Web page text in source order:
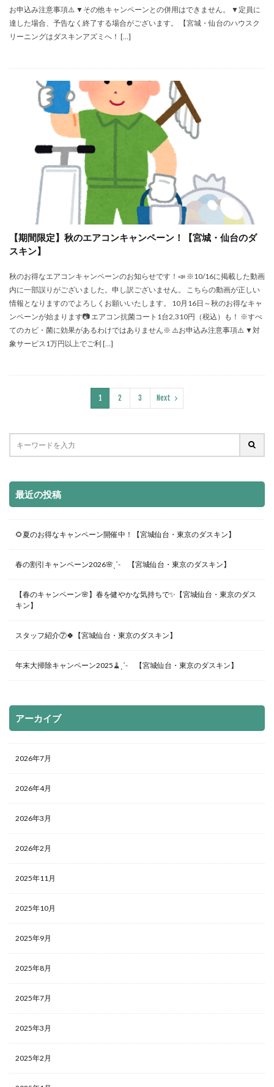
お申込み注意事項⚠️ ▼その他キャンペーンとの併用はできません。 ▼定員に
達した場合、予告なく終了する場合がございます。 【宮城・仙台のハウスク
リーニングはダスキンアズミへ！ […]
【期間限定】秋のエアコンキャンペーン！【宮城・仙台のダ
スキン】
秋のお得なエアコンキャンペーンのお知らせです！📣 ※10/16に掲載した動画
内に一部誤りがございました。申し訳ございません。 こちらの動画が正しい
情報となりますのでよろしくお願いいたします。 10月16日～秋のお得なキャ
ンペーンが始まります📷 エアコン抗菌コート1台2,310円（税込）も！ ※すべ
てのカビ・菌に効果があるわけではありません※ ⚠️お申込み注意事項⚠️ ▼対
象サービス1万円以上でご利 […]
1 2 3 Next
最近の投稿
🌻夏のお得なキャンペーン開催中！【宮城仙台・東京のダスキン】
春の割引キャンペーン2026🌸ˎˊ- 【宮城仙台・東京のダスキン】
【春のキャンペーン🌸】春を健やかな気持ちで✨【宮城仙台・東京のダス
キン】
スタッフ紹介⑦🍀【宮城仙台・東京のダスキン】
年末大掃除キャンペーン2025🧹ˎˊ- 【宮城仙台・東京のダスキン】
アーカイブ
2026年7月
2026年4月
2026年3月
2026年2月
2025年11月
2025年10月
2025年9月
2025年8月
2025年7月
2025年3月
2025年2月